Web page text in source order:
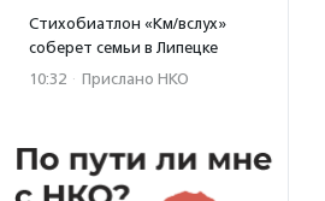
Стихобиатлон «Км/вслух»
соберет семьи в Липецке
10:32 · Прислано НКО